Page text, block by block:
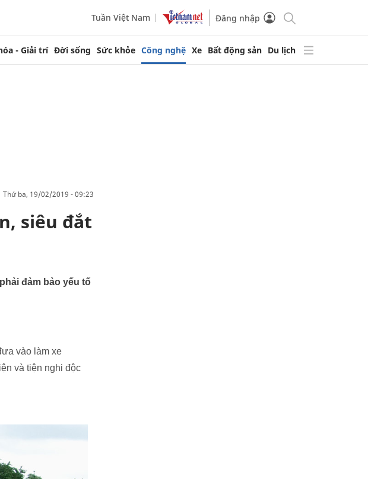
Tuần Việt Nam Đăng nhập
- Giải trí Đời sống Sức khỏe Công nghệ Xe Bất động sản Du lịch
thứ ba, 19/02/2019 - 09:23
siêu đắt
đảm bảo yếu tố
vào làm xe
và tiện nghi độc